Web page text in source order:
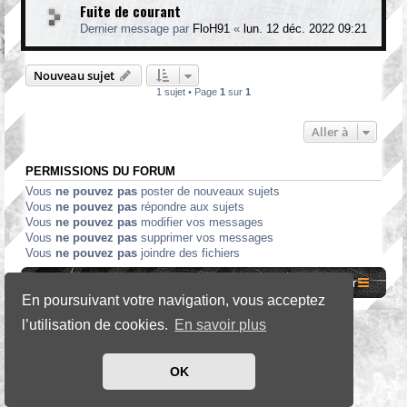
En poursuivant votre navigation, vous acceptez
l’utilisation de cookies. En savoir plus
OK
Fuite de courant
Dernier message par FloH91 « lun. 12 déc. 2022 09:21
Nouveau sujet
1 sujet • Page 1 sur 1
Aller à
PERMISSIONS DU FORUM
Vous ne pouvez pas poster de nouveaux sujets
Vous ne pouvez pas répondre aux sujets
Vous ne pouvez pas modifier vos messages
Vous ne pouvez pas supprimer vos messages
Vous ne pouvez pas joindre des fichiers
Nous contacter
SE Gamer Style byphpBB Styles
phpBB® Forum Software © phpBB Limited
phpBB-fr.com